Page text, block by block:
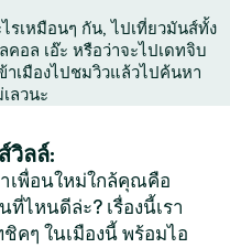
รเหมือนๆ กัน, ไปเที่ยวมันส์ทั้ง
อล เอ๊ะ หรือว่าจะไปเดทจิบ
เมืองไปชมวิวแล้วไปค้นหา
ลวนะ
วิลล์:
เพื่อนใหม่ใกล้คุณคือ
ไหนดีล่ะ? เรื่องนี้เรา
คๆ ในเมืองนี้ พร้อมไอ